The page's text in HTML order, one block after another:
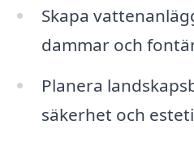
Skapa
dammar och
Planera
säkerhet och